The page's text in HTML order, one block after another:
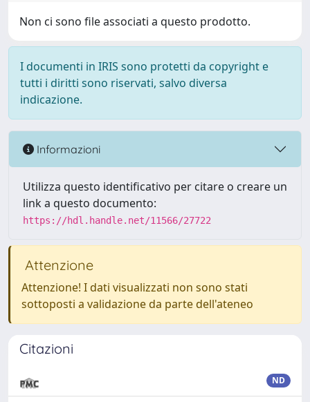
Non ci sono file associati a questo prodotto.
I documenti in IRIS sono protetti da copyright e
tutti i diritti sono riservati, salvo diversa
indicazione.
Informazioni
Utilizza questo identificativo per citare o creare un
link a questo documento:
https://hdl.handle.net/11566/27722
Attenzione
Attenzione! I dati visualizzati non sono stati
sottoposti a validazione da parte dell'ateneo
Citazioni
ND